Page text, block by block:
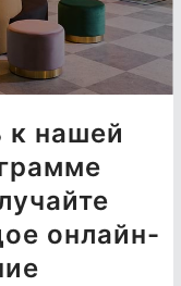
к нашей
онлайн-